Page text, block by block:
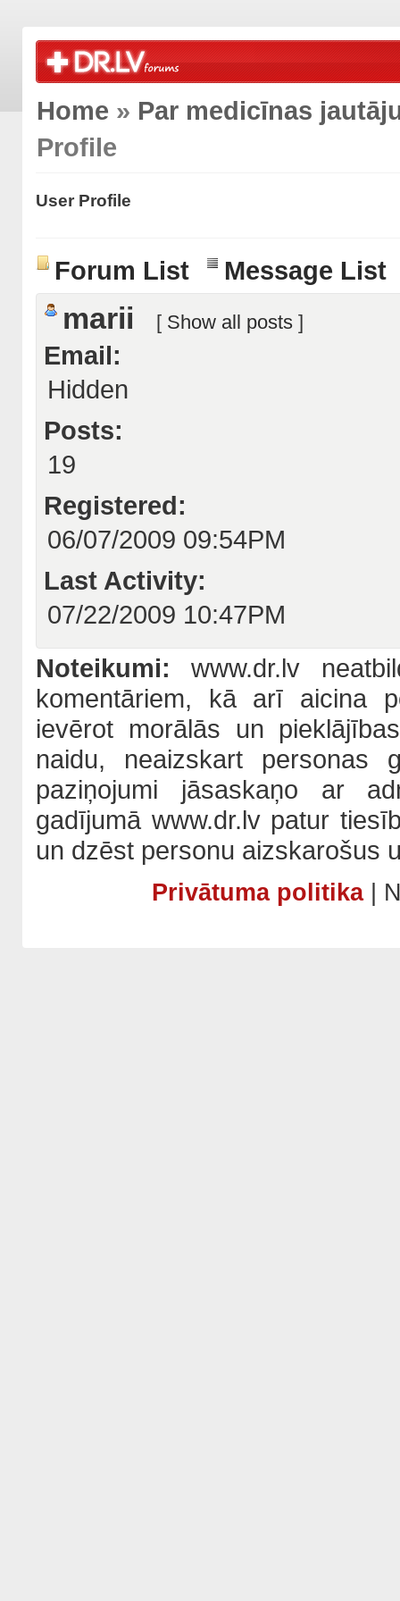
Home » Par medicīnas
Profile
User Profile
Forum List Message List
marii [ Show all posts ]
Email:
Hidden
Posts:
19
Registered:
06/07/2009 09:54PM
Last Activity:
07/22/2009 10:47PM
Noteikumi:www.dr.lv
komentāriem, kā arī aicina
ievērot morālās un
naidu, neaizskart personas
paziņojumi jāsaskaņo ar
gadījumā www.dr.lv patur
un dzēst personu aizskarošus
Privātuma politika|